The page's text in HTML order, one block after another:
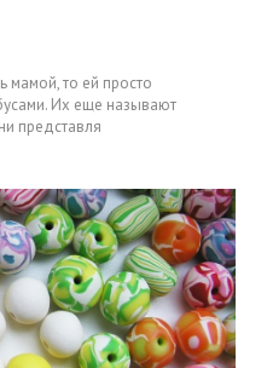
мамой, то ей просто
Их еще называют
представля